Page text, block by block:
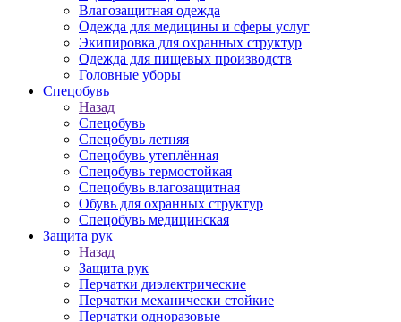
Влагозащитная одежда
Одежда для медицины и сферы услуг
Экипировка для охранных структур
Одежда для пищевых производств
Головные уборы
Спецобувь
Назад
Спецобувь
Спецобувь летняя
Спецобувь утеплённая
Спецобувь термостойкая
Спецобувь влагозащитная
Обувь для охранных структур
Спецобувь медицинская
Защита рук
Назад
Защита рук
Перчатки диэлектрические
Перчатки механически стойкие
Перчатки одноразовые